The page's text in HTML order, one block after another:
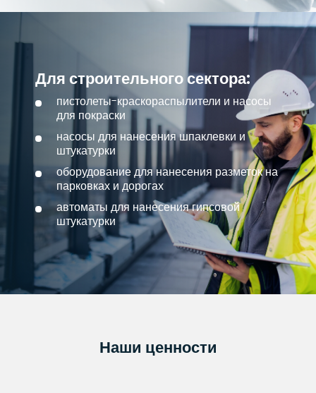
Для строительного сектора:
пистолеты-краскораспылители и насосы
для покраски
насосы для нанесения шпаклевки и
штукатурки
оборудование для нанесения разметок на
парковках и дорогах
автоматы для нанесения гипсовой
штукатурки
Наши ценности